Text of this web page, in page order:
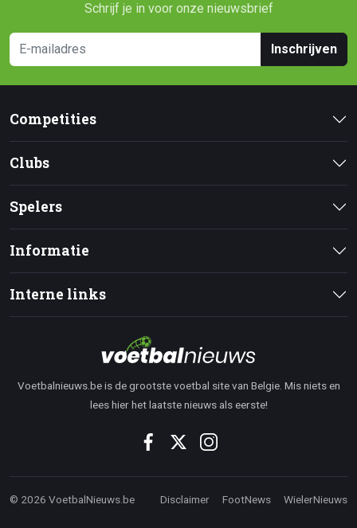
Schrijf je in voor onze nieuwsbrief
Inschrijven
Competities
Clubs
Spelers
Informatie
Interne links
Voetbalnieuws.be is de grootste voetbal site van Belgie. Mis niets en
lees hier het laatste nieuws als eerste!
© 2026 VoetbalNieuws.be Disclaimer FootNews WielerNieuws